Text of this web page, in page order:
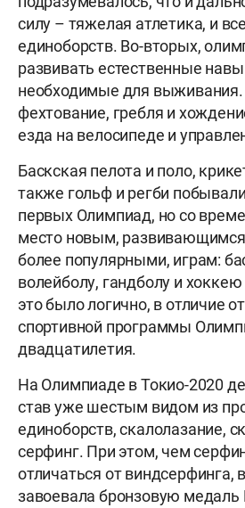
силу – тяжелая атлетика, и
единоборств. Во-вторых,
развивать естественные
необходимые для выживания.
фехтование, гребля и
езда на велосипеде и
Баскская пелота и поло,
также гольф и регби
первых Олимпиад, но со
место новым,
более популярными, играм:
волейболу, гандболу и
это было логично, в отличие
спортивной программы
двадцатилетия.
На Олимпиаде в Токио-2020
став уже шестым видом из
единоборств, скалолазание,
серфинг. При этом, чем
отличаться от виндсерфинга,
завоевала бронзовую